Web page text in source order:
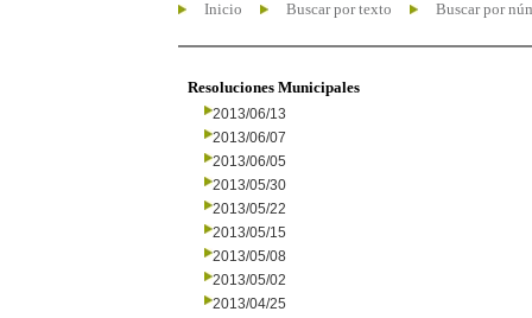
Inicio Buscar por texto Buscar por
Resoluciones Municipales
2013/06/13
2013/06/07
2013/06/05
2013/05/30
2013/05/22
2013/05/15
2013/05/08
2013/05/02
2013/04/25